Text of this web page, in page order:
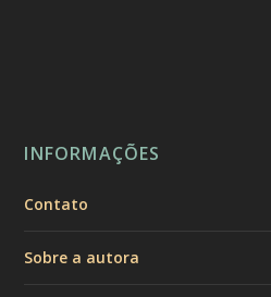
INFORMAÇÕES
Contato
Sobre a autora